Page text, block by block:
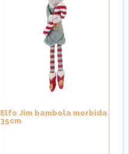
Elfo Jim bambola morbida
35cm